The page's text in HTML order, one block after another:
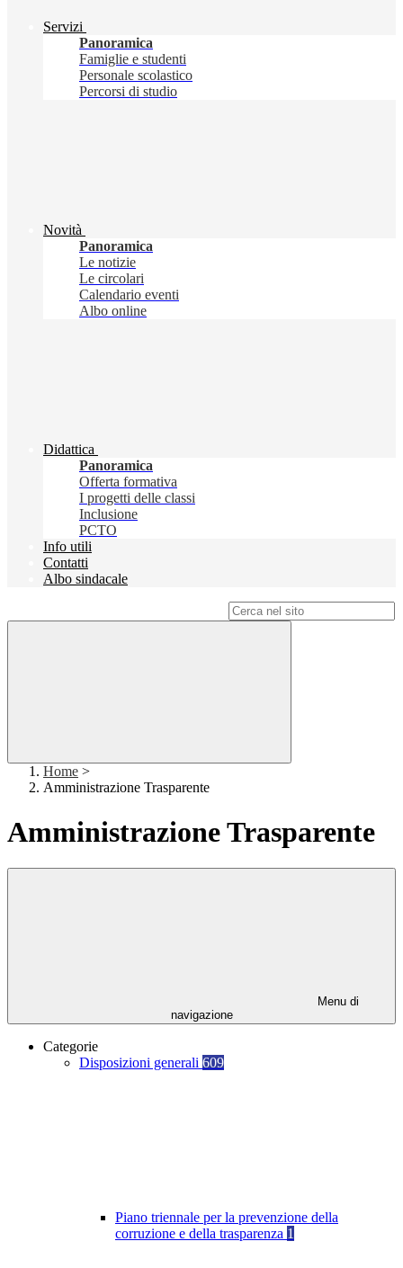
Servizi
Panoramica
Famiglie e studenti
Personale scolastico
Percorsi di studio
Novità
Panoramica
Le notizie
Le circolari
Calendario eventi
Albo online
Didattica
Panoramica
Offerta formativa
I progetti delle classi
Inclusione
PCTO
Info utili
Contatti
Albo sindacale
Home >
Amministrazione Trasparente
Amministrazione Trasparente
Menu di
navigazione
Categorie
Disposizioni generali 609
Piano triennale per la prevenzione della
corruzione e della trasparenza 1